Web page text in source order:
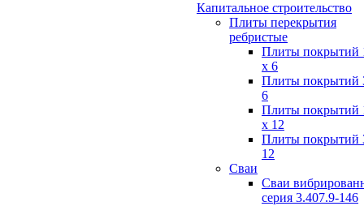
Капитальное строительство
Плиты перекрытия
ребристые
Плиты покрытий
x 6
Плиты покрытий
6
Плиты покрытий
x 12
Плиты покрытий
12
Сваи
Сваи
серия 3.407.9-146